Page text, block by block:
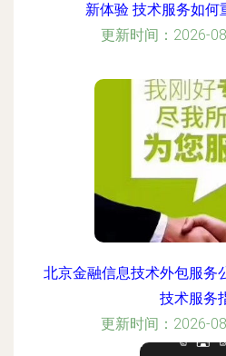
新体验 技术服务如何
更新时间：2026-
北京金融信息技术外包服务
技术服务
更新时间：2026-